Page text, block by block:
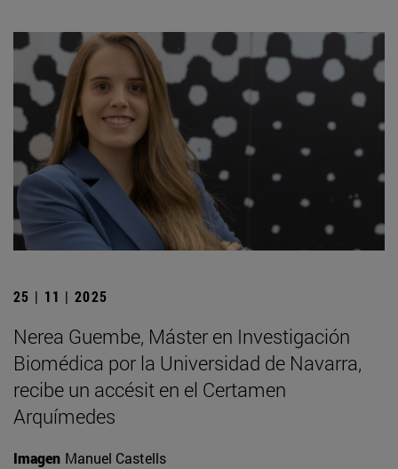
25 | 11 | 2025
Nerea Guembe, Máster en Investigación
Biomédica por la Universidad de Navarra,
recibe un accésit en el Certamen
Arquímedes
Imagen Manuel Castells